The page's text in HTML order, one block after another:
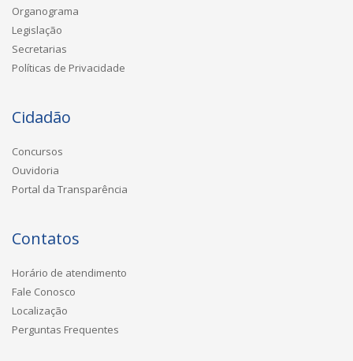
Organograma
Legislação
Secretarias
Políticas de Privacidade
Cidadão
Concursos
Ouvidoria
Portal da Transparência
Contatos
Horário de atendimento
Fale Conosco
Localização
Perguntas Frequentes